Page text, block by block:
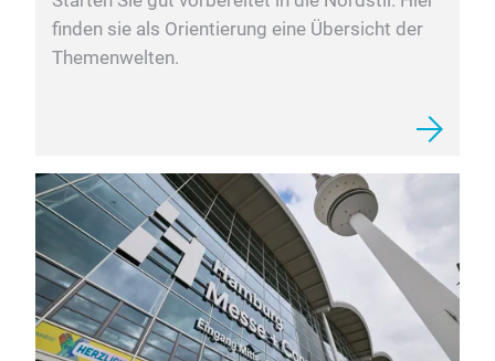
finden sie als Orientierung eine Übersicht der
Themenwelten.